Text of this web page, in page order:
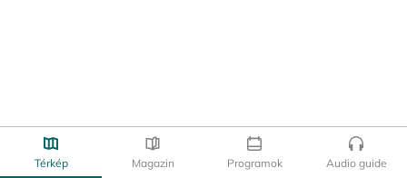
Térkép Magazin Programok Audio guide